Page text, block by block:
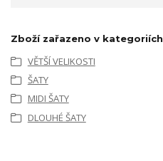
Zboží zařazeno v kategoriích
VĚTŠÍ VELIKOSTI
ŠATY
MIDI ŠATY
DLOUHÉ ŠATY